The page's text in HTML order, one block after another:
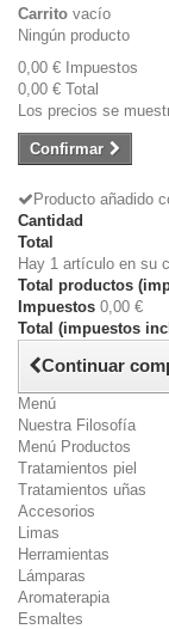
Carrito vacío
Ningún producto
0,00 € Impuestos
0,00 € Total
Los precios se
Confirmar
Producto añadido
Cantidad
Total
Hay 1 artículo en su
Total productos
Impuestos 0,00 €
Total (impuestos
Continuar
Menú
Nuestra Filosofía
Menú Productos
Tratamientos piel
Tratamientos uñas
Accesorios
Limas
Herramientas
Lámparas
Aromaterapia
Esmaltes